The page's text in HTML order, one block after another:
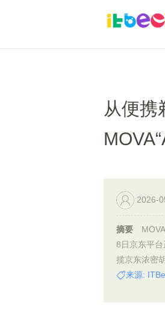
从便携
2026-
摘要
8日京东平
揽京东浓密
来源: